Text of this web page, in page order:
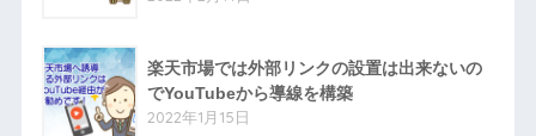
楽天市場では外部リンクの設置は出来ないの
でYouTubeから導線を構築
2022年1月15日